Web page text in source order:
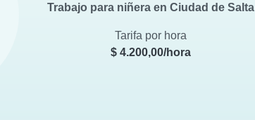
Trabajo para niñera en Ciudad de Salta
Tarifa por hora
$ 4.200,00/hora